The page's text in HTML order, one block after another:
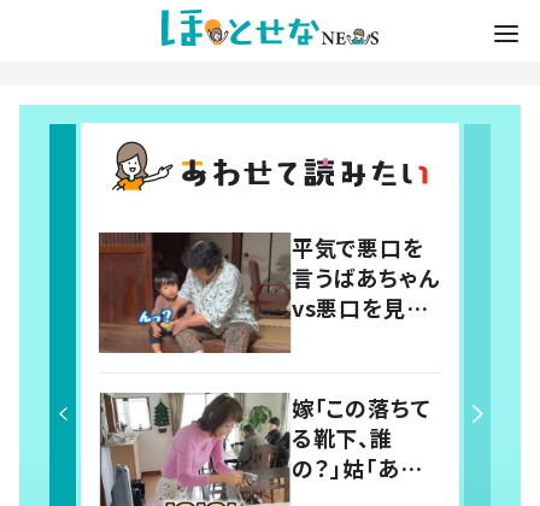
平気で悪口を
言うばあちゃん
vs悪口を見逃
ほほえましい
やり取りに「口
悪いけど可愛
い」の声
嫁「この落ちて
る靴下、誰
の？」姑「あな